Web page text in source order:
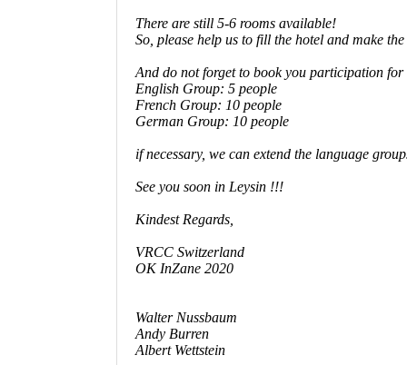
There are still 5-6 rooms available!
So, please help us to fill the hotel and make
And do not forget to book you participation
English Group: 5 people
French Group: 10 people
German Group: 10 people
if necessary, we can extend the language
See you soon in Leysin !!!
Kindest Regards,
VRCC Switzerland
OK InZane 2020
Walter Nussbaum
Andy Burren
Albert Wettstein